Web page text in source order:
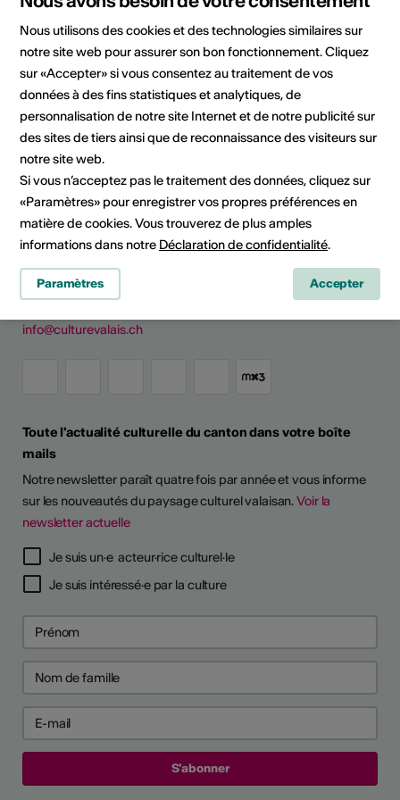
D'ARTISTES
Silencircus
Rue principale 23
1982 Euseigne
Téléphone 0799006450
E-Mail
Site Internet
Planifier un itinéraire
Transports publics
Culture Valais
Rue de Lausanne 45
CH - 1950 Sion
info@culturevalais.ch
Toute l'actualité culturelle du canton dans votre boîte
mails
Notre newsletter paraît quatre fois par année et vous informe
sur les nouveautés du paysage culturel valaisan.Voir la
newsletter actuelle
Je suis un·e acteur·rice culturel·le
Je suis intéressé·e par la culture
Nous utilisons des cookies et des technologies similaires sur
notre site web pour assurer son bon fonctionnement. Cliquez
sur «Accepter» si vous consentez au traitement de vos
données à des fins statistiques et analytiques, de
personnalisation de notre site Internet et de notre publicité sur
des sites de tiers ainsi que de reconnaissance des visiteurs sur
notre site web.
Si vous n’acceptez pas le traitement des données, cliquez sur
«Paramètres» pour enregistrer vos propres préférences en
matière de cookies. Vous trouverez de plus amples
informations dans notre Déclaration de confidentialité.
Paramètres Accepter